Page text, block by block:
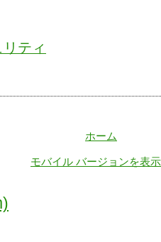
ティ
ホーム
モバイル バージョンを表示